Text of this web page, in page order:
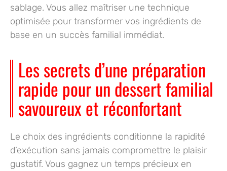
sablage. Vous allez maîtriser une technique
optimisée pour transformer vos ingrédients de
base en un succès familial immédiat.
Les secrets d’une préparation
rapide pour un dessert familial
savoureux et réconfortant
Le choix des ingrédients conditionne la rapidité
d’exécution sans jamais compromettre le plaisir
gustatif. Vous gagnez un temps précieux en